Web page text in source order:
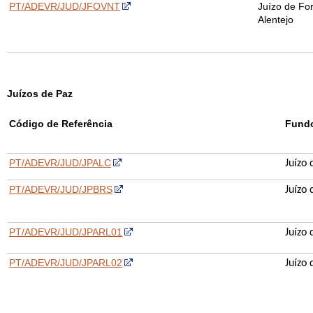
PT/ADEVR/JUD/JFOVNT
Juízo de
Alentejo
Juízos de Paz
Código de Referência
PT/ADEVR/JUD/JPALC Juízo
PT/ADEVR/JUD/JPBRS Juízo
PT/ADEVR/JUD/JPARL01 Juízo
PT/ADEVR/JUD/JPARL02 Juízo